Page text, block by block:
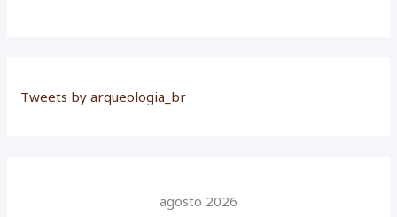
Tweets by arqueologia_br
agosto 2026